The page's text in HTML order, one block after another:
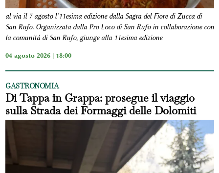
al via il 7 agosto l’11esima edizione dalla Sagra del Fiore di Zucca di
San Rufo. Organizzata dalla Pro Loco di San Rufo in collaborazione con
la comunità di San Rufo, giunge alla 11esima edizione
04 agosto 2026 | 18:00
GASTRONOMIA
Di Tappa in Grappa: prosegue il viaggio
sulla Strada dei Formaggi delle Dolomiti